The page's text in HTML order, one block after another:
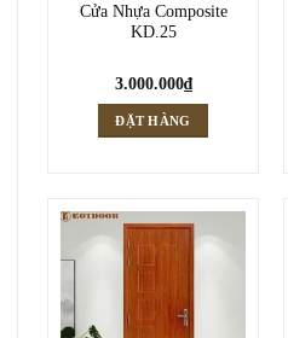
Cửa Nhựa Composite
KD.25
3.000.000₫
ĐẶT HÀNG